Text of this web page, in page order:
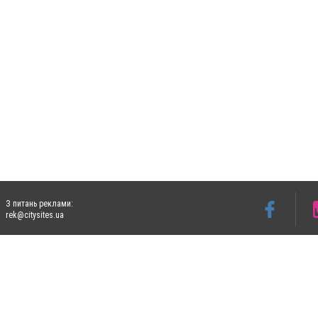
З питань реклами:
rek@citysites.ua